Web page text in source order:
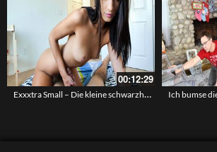
00:12:29
Exxxtra Small – Die kleine schwarzhaarige Angel legt einen Fick zu Weihnachten hin